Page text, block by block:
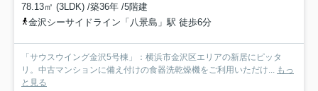
78.13㎡ (3LDK) /築36年 /5階建
金沢シーサイドライン「八景島」駅 徒歩6分
「サウスウイング金沢5号棟」：横浜市金沢区エリアの新居にピッタ
リ。中古マンションに備え付けの食器洗乾燥機をご利用いただけ... もっ
と見る